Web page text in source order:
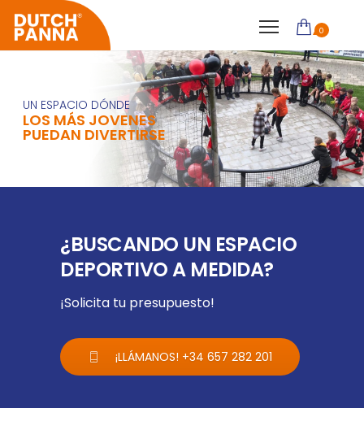
0
UN ESPACIO DÓNDE
LOS MÁS JOVENES
PUEDAN DIVERTIRSE
¿BUSCANDO UN ESPACIO
DEPORTIVO A MEDIDA?
¡Solicita tu presupuesto!
¡LLÁMANOS! +34 657 282 201